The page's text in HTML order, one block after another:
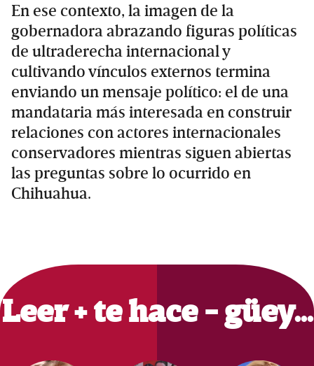
En ese contexto, la imagen de la
gobernadora abrazando figuras políticas
de ultraderecha internacional y
cultivando vínculos externos termina
enviando un mensaje político: el de una
mandataria más interesada en construir
relaciones con actores internacionales
conservadores mientras siguen abiertas
las preguntas sobre lo ocurrido en
Chihuahua.
Primary
Sidebar
Leer + te hace - güey…